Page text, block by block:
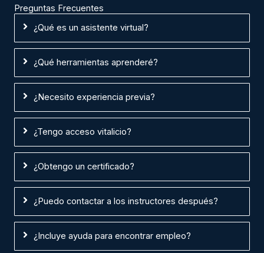
Preguntas Frecuentes
¿Qué es un asistente virtual?
¿Qué herramientas aprenderé?
¿Necesito experiencia previa?
¿Tengo acceso vitalicio?
¿Obtengo un certificado?
¿Puedo contactar a los instructores después?
¿Incluye ayuda para encontrar empleo?